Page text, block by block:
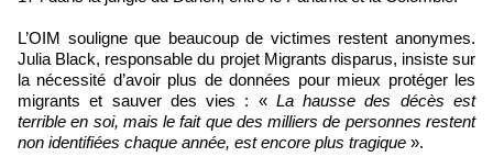
L’OIM souligne que beaucoup de victimes restent anonymes.
Julia Black, responsable du projet Migrants disparus, insiste sur
la nécessité d’avoir plus de données pour mieux protéger les
migrants et sauver des vies : « La hausse des décès est
terrible en soi, mais le fait que des milliers de personnes restent
non identifiées chaque année, est encore plus tragique ».